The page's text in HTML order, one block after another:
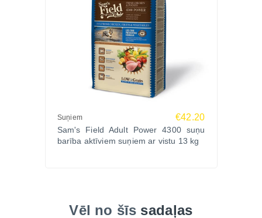
kustās viegli, kažoks spīd. Sam’s Field – vienīgā
Laura, Rīga: “Pēc pāriešanas uz šo barību, mūsu
retrīvera enerģija un gremošana ievērojami
Māra, Ogre: “Sabalansēta barība lielam sunim.
Skelets, svars un apmatojums – perfekti!”
Biežāk uzdotie jautājumi (FAQ)
1. Kam paredzēta Sam’s Field Adult Large Breed
Fresh Chicken barība?
2. Vai tā palīdz locītavām un kustību vieglumam?
Suņiem €42.20
Sam's Field Adult Power 4300 suņu
barība aktīviem suņiem ar vistu 13 kg
Vēl no šīs sadaļas